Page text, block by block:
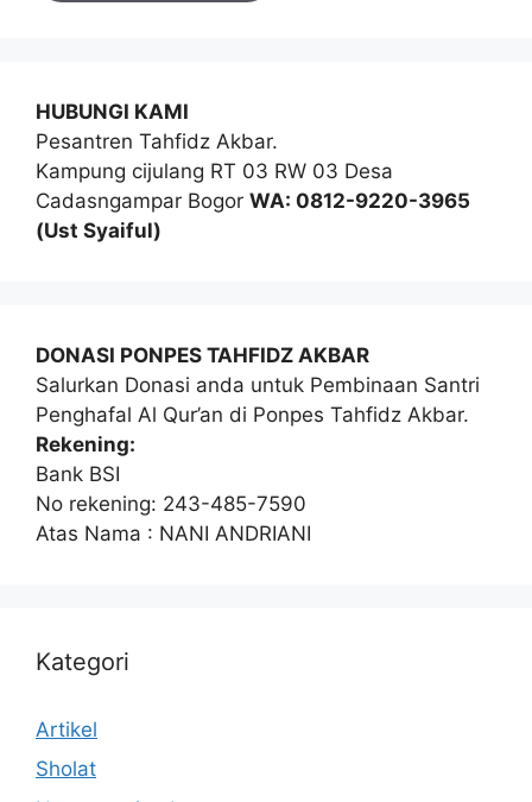
HUBUNGI KAMI
Pesantren Tahfidz Akbar.
Kampung cijulang RT 03 RW 03 Desa
Cadasngampar Bogor WA: 0812-9220-3965
(Ust Syaiful)
DONASI PONPES TAHFIDZ AKBAR
Salurkan Donasi anda untuk Pembinaan Santri
Penghafal Al Qur’an di Ponpes Tahfidz Akbar.
Rekening:
Bank BSI
No rekening: 243-485-7590
Atas Nama : NANI ANDRIANI
Kategori
Artikel
Sholat